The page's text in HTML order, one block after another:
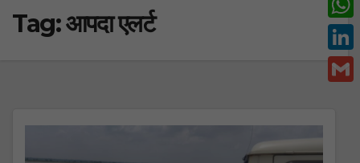
Tag:आपदा एलर्ट
c
e
w
i
W
h
a
L